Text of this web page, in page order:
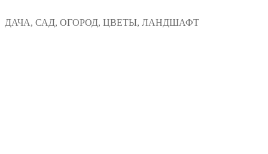
к
ДАЧА, САД, ОГОРОД, ЦВЕТЫ, ЛАНДШАФТ